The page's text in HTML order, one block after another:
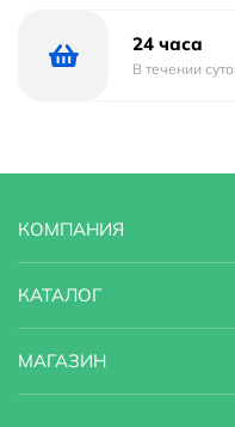
24 часа
В течении
КОМПАНИЯ
КАТАЛОГ
МАГАЗИН